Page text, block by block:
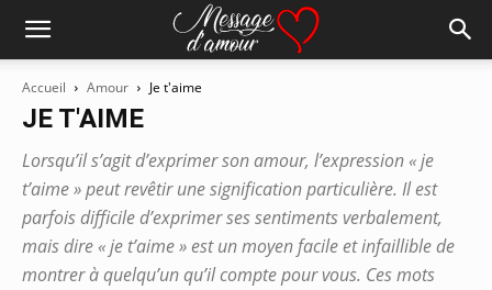
Accueil Amour Je t'aime
JE T'AIME
Lorsqu’il s’agit d’exprimer son amour, l’expression « je
t’aime » peut revêtir une signification particulière. Il est
parfois difficile d’exprimer ses sentiments verbalement,
mais dire « je t’aime » est un moyen facile et infaillible de
montrer à quelqu’un qu’il compte pour vous. Ces mots